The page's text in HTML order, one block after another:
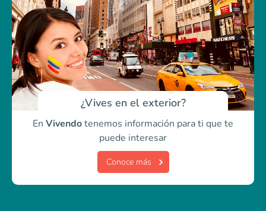
¿Vives en el exterior?
En Vivendotenemos información para ti que te
puede interesar
Conoce más